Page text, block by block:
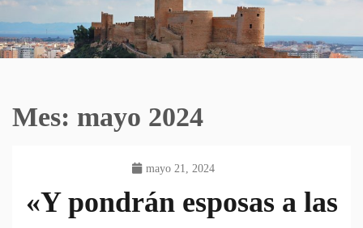
Mes: mayo 2024
mayo 21, 2024
«Y pondrán esposas a las